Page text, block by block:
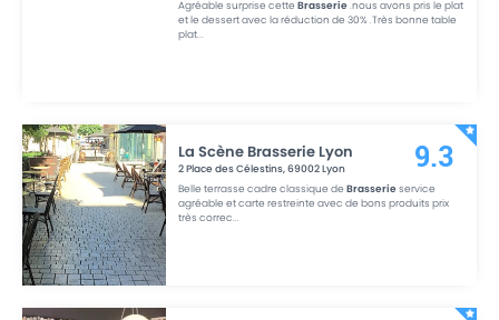
Agréable surprise cetteBrasserie.nous avons pris le plat
et le dessert avec la réduction de 30% .Très bonne table
plat...
La Scène Brasserie Lyon
2 Place des Célestins,69002Lyon
Belle terrasse cadre classique deBrasserieservice
agréable et carte restreinte avec de bons produits prix
très correc...
9.3